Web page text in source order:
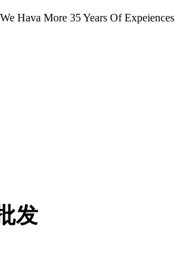
We Hava More 35 Years Of Expeiences
发